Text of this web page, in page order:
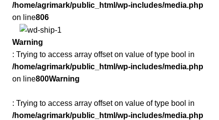
/home/agrimark/public_html/wp-includes/media.php
on line806
Warning
: Trying to access array offset on value of type bool in
/home/agrimark/public_html/wp-includes/media.php
on line800Warning
: Trying to access array offset on value of type bool in
/home/agrimark/public_html/wp-includes/media.php